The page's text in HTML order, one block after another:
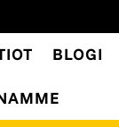
BLOGI